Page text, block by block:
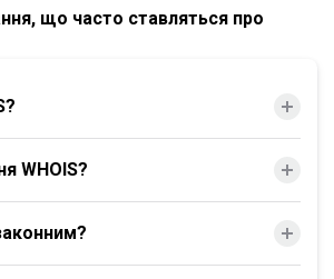
що часто ставляться про
WHOIS?